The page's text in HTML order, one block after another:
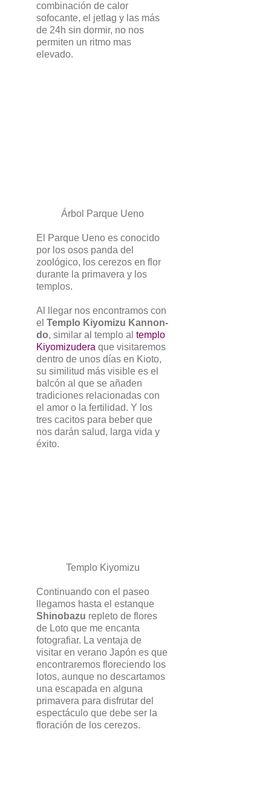
combinación de calor
sofocante, el jetlag y las más
de 24h sin dormir, no nos
permiten un ritmo mas
elevado.
Árbol Parque Ueno
El Parque Ueno es conocido
por los osos panda del
zoológico, los cerezos en flor
durante la primavera y los
templos.
Al llegar nos encontramos con
el Templo Kiyomizu Kannon-
do, similar al templo al templo
Kiyomizudera que visitaremos
dentro de unos días en Kioto,
su similitud más visible es el
balcón al que se añaden
tradiciones relacionadas con
el amor o la fertilidad. Y los
tres cacitos para beber que
nos darán salud, larga vida y
éxito.
Templo Kiyomizu
Continuando con el paseo
llegamos hasta el estanque
Shinobazu repleto de flores
de Loto que me encanta
fotografiar. La ventaja de
visitar en verano Japón es que
encontraremos floreciendo los
lotos, aunque no descartamos
una escapada en alguna
primavera para disfrutar del
espectáculo que debe ser la
floración de los cerezos.